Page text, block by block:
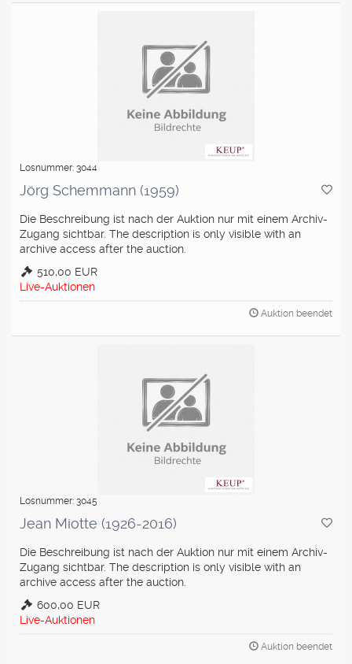
Losnummer: 3044
Jörg Schemmann (1959)
Die Beschreibung ist nach der Auktion nur mit einem Archiv-
Zugang sichtbar. The description is only visible with an
archive access after the auction.
510,00 EUR
Live-Auktionen
Auktion beendet
Losnummer: 3045
Jean Miotte (1926-2016)
Die Beschreibung ist nach der Auktion nur mit einem Archiv-
Zugang sichtbar. The description is only visible with an
archive access after the auction.
600,00 EUR
Live-Auktionen
Auktion beendet